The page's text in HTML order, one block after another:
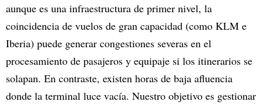
aunque es una infraestructura de primer nivel, la
coincidencia de vuelos de gran capacidad (como KLM e
Iberia) puede generar congestiones severas en el
procesamiento de pasajeros y equipaje si los itinerarios se
solapan. En contraste, existen horas de baja afluencia
donde la terminal luce vacía. Nuestro objetivo es gestionar